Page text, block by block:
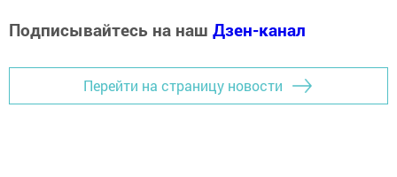
Подписывайтесь на наш Дзен-канал
Перейти на страницу новости